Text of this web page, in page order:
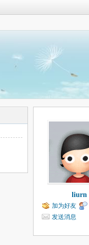
liurn
加为好友
发送消息